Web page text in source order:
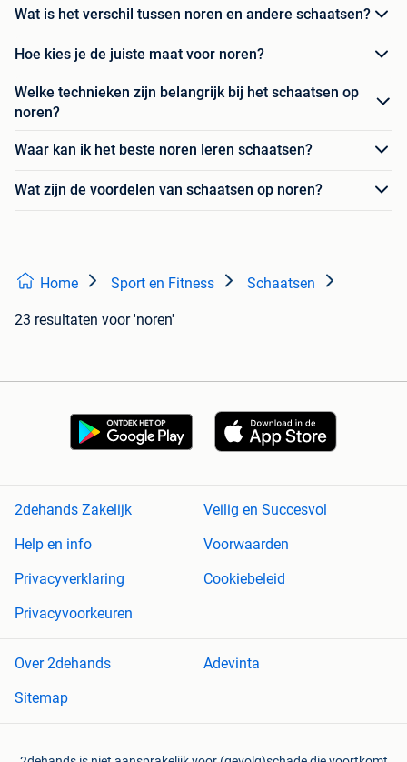
Wat is het verschil tussen noren en andere schaatsen?
Hoe kies je de juiste maat voor noren?
Welke technieken zijn belangrijk bij het schaatsen op
noren?
Waar kan ik het beste noren leren schaatsen?
Wat zijn de voordelen van schaatsen op noren?
Home Sport en Fitness Schaatsen
23 resultaten voor 'noren'
2dehands Zakelijk
Veilig en Succesvol
Help en info
Voorwaarden
Privacyverklaring
Cookiebeleid
Privacyvoorkeuren
Over 2dehands
Adevinta
Sitemap